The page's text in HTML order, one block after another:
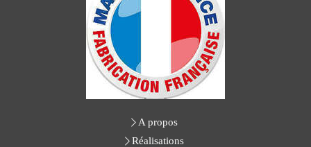
A propos
Réalisations